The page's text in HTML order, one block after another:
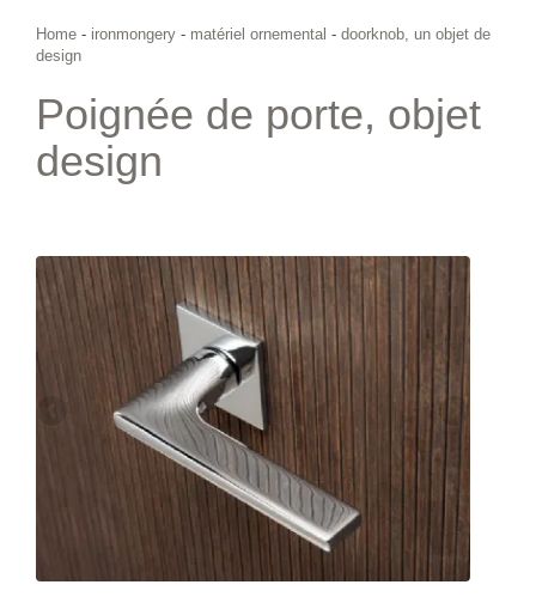
Home - ironmongery - matériel ornemental - doorknob, un objet de
design
Poignée de porte, objet
design